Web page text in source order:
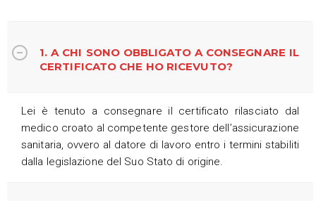
1. A CHI SONO OBBLIGATO A CONSEGNARE IL
CERTIFICATO CHE HO RICEVUTO?
Lei è tenuto a consegnare il certificato rilasciato dal
medico croato al competente gestore dell’assicurazione
sanitaria, ovvero al datore di lavoro entro i termini stabiliti
dalla legislazione del Suo Stato di origine.